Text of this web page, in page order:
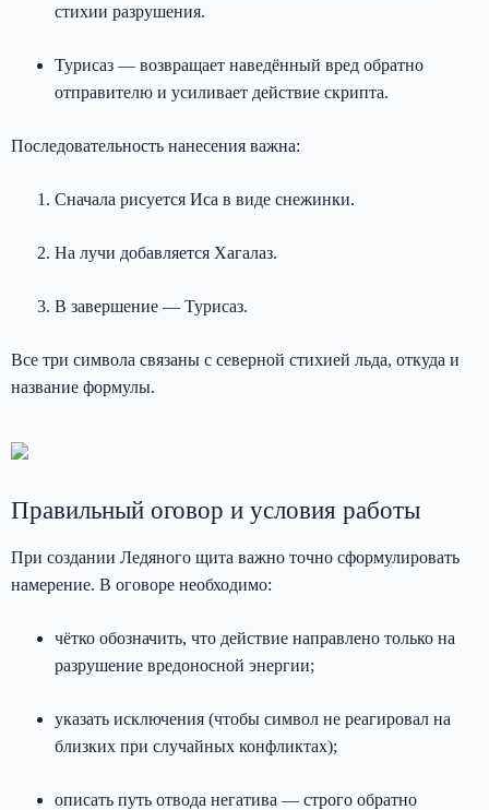
стихии разрушения.
Турисаз — возвращает наведённый вред обратно
отправителю и усиливает действие скрипта.
Последовательность нанесения важна:
Сначала рисуется Иса в виде снежинки.
На лучи добавляется Хагалаз.
В завершение — Турисаз.
Все три символа связаны с северной стихией льда, откуда и
название формулы.
Правильный оговор и условия работы
При создании Ледяного щита важно точно сформулировать
намерение. В оговоре необходимо:
чётко обозначить, что действие направлено только на
разрушение вредоносной энергии;
указать исключения (чтобы символ не реагировал на
близких при случайных конфликтах);
описать путь отвода негатива — строго обратно